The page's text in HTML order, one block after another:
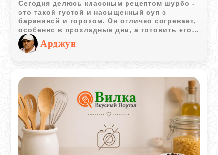
Сегодня делюсь классным рецептом шурбо -
это такой густой и насыщенный суп с
бараниной и горохом. Он отлично согревает,
особенно в прохладные дни, а готовить его
одно удовольствие. Вкус получается по-
настоящему домашним, наваристым, а мясо
буквально тает во рту.
Арджун